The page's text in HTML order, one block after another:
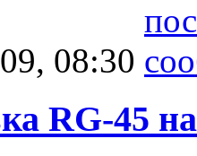
08:30
RG-45